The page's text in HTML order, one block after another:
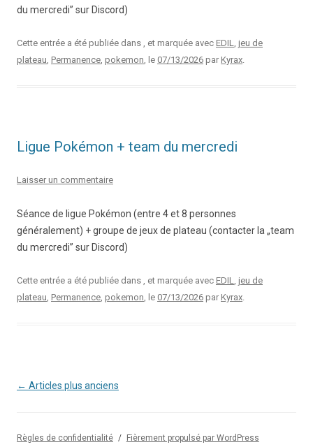
du mercredi” sur Discord)
Cette entrée a été publiée dans , et marquée avec EDIL
jeu de
plateau Permanence pokemon , le 07/13/2026 par Kyrax
Ligue Pokémon + team du mercredi
Laisser un commentaire
Séance de ligue Pokémon (entre 4 et 8 personnes
généralement) + groupe de jeux de plateau (contacter la „team
du mercredi” sur Discord)
Cette entrée a été publiée dans , et marquée avec EDIL
jeu de
plateau Permanence pokemon , le 07/13/2026 par Kyrax
Navigation
← Articles plus anciens
Règles de confidentialité Fièrement propulsé par WordPress